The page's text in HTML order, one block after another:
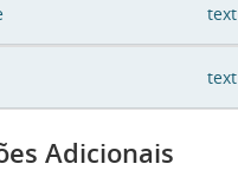
text
text
Adicionais